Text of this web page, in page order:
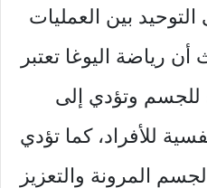
بين العمليات
رياضة اليوغا تعتبر
وتؤدي إلى
للأفراد، كما تؤدي
المرونة والتعزيز